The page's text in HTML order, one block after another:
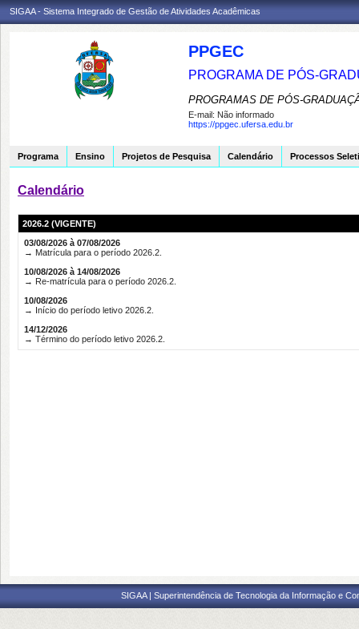
SIGAA - Sistema Integrado de Gestão de Atividades Acadêmicas
PPGEC
PROGRAMA DE PÓS-
PROGRAMAS DE PÓS-
E-mail: Não informado
https://ppgec.ufersa.edu.br
Programa Ensino Projetos de Pesquisa Calendário Processos
Calendário
2026.2 (VIGENTE)
03/08/2026 à 07/08/2026
→ Matrícula para o período 2026.2.
10/08/2026 à 14/08/2026
→ Re-matrícula para o período 2026.2.
10/08/2026
→ Início do período letivo 2026.2.
14/12/2026
→ Término do período letivo 2026.2.
SIGAA | Superintendência de Tecnologia da Informação e